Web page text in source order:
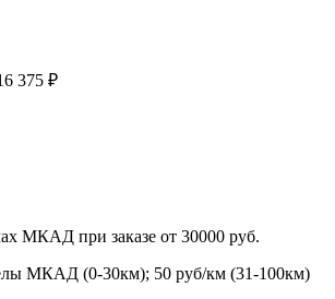
375 ₽
МКАД при заказе от 30000 руб.
МКАД (0-30км); 50 руб/км (31-100км)